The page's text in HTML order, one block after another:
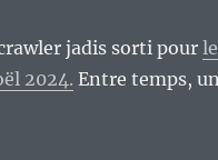
jadis sorti pour
2024. Entre temps,